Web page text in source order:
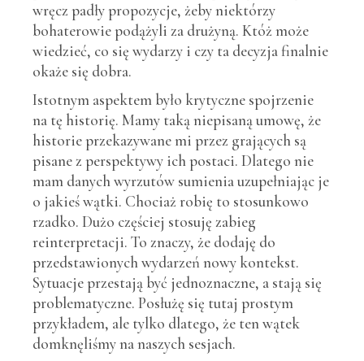
wręcz padły propozycje, żeby niektórzy
bohaterowie podążyli za drużyną. Któż może
wiedzieć, co się wydarzy i czy ta decyzja finalnie
okaże się dobra.
Istotnym aspektem było krytyczne spojrzenie
na tę historię. Mamy taką niepisaną umowę, że
historie przekazywane mi przez grających są
pisane z perspektywy ich postaci. Dlatego nie
mam danych wyrzutów sumienia uzupełniając je
o jakieś wątki. Chociaż robię to stosunkowo
rzadko. Dużo częściej stosuję zabieg
reinterpretacji. To znaczy, że dodaję do
przedstawionych wydarzeń nowy kontekst.
Sytuacje przestają być jednoznaczne, a stają się
problematyczne. Posłużę się tutaj prostym
przykładem, ale tylko dlatego, że ten wątek
domknęliśmy na naszych sesjach.